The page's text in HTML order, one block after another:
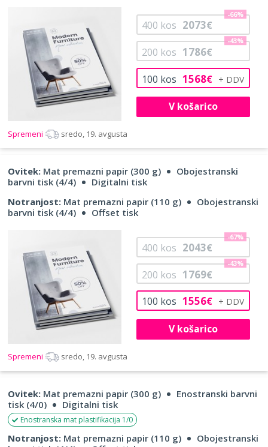
100 kos 1568€
200 kos 1786€
-43%
400 kos 2073€
-66%
V košarico
Spremeni sredo, 19. avgusta
Ovitek: Mat premazni papir (300 g)
Obojestranski
barvni tisk (4/4)
Digitalni tisk
Notranjost: Mat premazni papir (110 g)
Obojestranski
barvni tisk (4/4)
Offset tisk
100 kos 1556€
200 kos 1769€
-43%
400 kos 2043€
-67%
V košarico
Spremeni sredo, 19. avgusta
Ovitek: Mat premazni papir (300 g)
Enostranski barvni
tisk (4/0)
Digitalni tisk
Enostranska mat plastifikacija 1/0
Notranjost: Mat premazni papir (110 g)
Obojestranski